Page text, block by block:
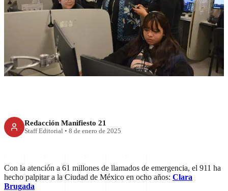
911 celebra ocho años
atendiendo emergencias
ciudadanas
Redacción Manifiesto 21
Staff Editorial • 8 de enero de 2025
Con la atención a 61 millones de llamados de emergencia, el 911 ha
hecho palpitar a la Ciudad de México en ocho años: Clara
Brugada